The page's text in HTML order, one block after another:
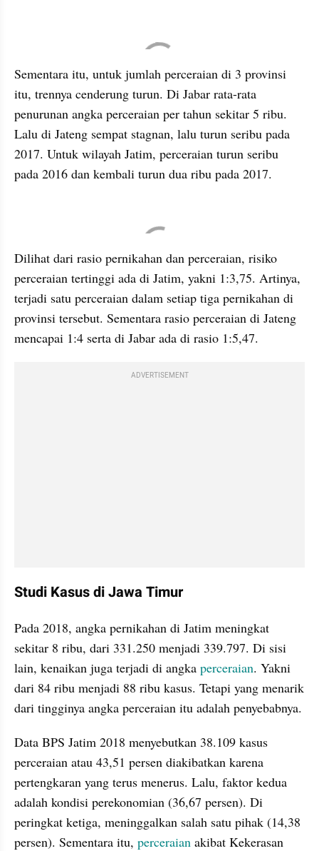
embed from external kumparan
Sementara itu, untuk jumlah perceraian di 3 provinsi
itu, trennya cenderung turun. Di Jabar rata-rata
penurunan angka perceraian per tahun sekitar 5 ribu.
Lalu di Jateng sempat stagnan, lalu turun seribu pada
2017. Untuk wilayah Jatim, perceraian turun seribu
pada 2016 dan kembali turun dua ribu pada 2017.
embed from external kumparan
Dilihat dari rasio pernikahan dan perceraian, risiko
perceraian tertinggi ada di Jatim, yakni 1:3,75. Artinya,
terjadi satu perceraian dalam setiap tiga pernikahan di
provinsi tersebut. Sementara rasio perceraian di Jateng
mencapai 1:4 serta di Jabar ada di rasio 1:5,47.
ADVERTISEMENT
Studi Kasus di Jawa Timur
Pada 2018, angka pernikahan di Jatim meningkat
sekitar 8 ribu, dari 331.250 menjadi 339.797. Di sisi
lain, kenaikan juga terjadi di angka perceraian. Yakni
dari 84 ribu menjadi 88 ribu kasus. Tetapi yang menarik
Data BPS Jatim 2018 menyebutkan 38.109 kasus
perceraian atau 43,51 persen diakibatkan karena
pertengkaran yang terus menerus. Lalu, faktor kedua
adalah kondisi perekonomian (36,67 persen). Di
peringkat ketiga, meninggalkan salah satu pihak (14,38
persen). Sementara itu, perceraian akibat Kekerasan